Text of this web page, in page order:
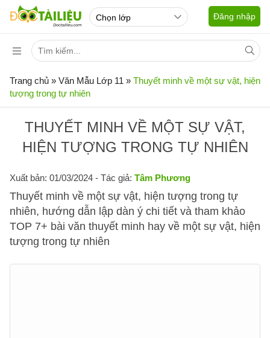
Đăng nhập
Trang chủ » Văn Mẫu Lớp 11 » Thuyết minh về một sự vật, hiện
tượng trong tự nhiên
THUYẾT MINH VỀ MỘT SỰ VẬT,
HIỆN TƯỢNG TRONG TỰ NHIÊN
Xuất bản: 01/03/2024 - Tác giả: Tâm Phương
Thuyết minh về một sự vật, hiện tượng trong tự
nhiên, hướng dẫn lập dàn ý chi tiết và tham khảo
TOP 7+ bài văn thuyết minh hay về một sự vật, hiện
tượng trong tự nhiên